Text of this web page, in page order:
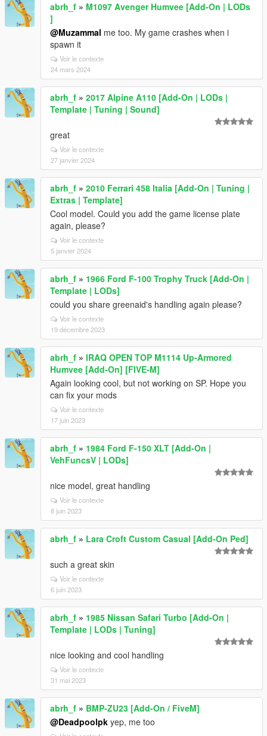
abrh_f » M1097 Avenger Humvee [Add-On | LODs
]
@Muzammal me too. My game crashes when i
spawn it
Voir le contexte
24 mars 2024
abrh_f » 2017 Alpine A110 [Add-On | LODs |
Template | Tuning | Sound]
great
Voir le contexte
27 janvier 2024
abrh_f » 2010 Ferrari 458 Italia [Add-On | Tuning |
Extras | Template]
Cool model. Could you add the game license plate
again, please?
Voir le contexte
5 janvier 2024
abrh_f » 1966 Ford F-100 Trophy Truck [Add-On |
Template | LODs]
could you share greenaid's handling again please?
Voir le contexte
19 décembre 2023
abrh_f » IRAQ OPEN TOP M1114 Up-Armored
Humvee [Add-On] [FIVE-M]
Again looking cool, but not working on SP. Hope you
can fix your mods
Voir le contexte
17 juin 2023
abrh_f » 1984 Ford F-150 XLT [Add-On |
VehFuncsV | LODs]
nice model, great handling
Voir le contexte
8 juin 2023
abrh_f » Lara Croft Custom Casual [Add-On Ped]
such a great skin
Voir le contexte
6 juin 2023
abrh_f » 1985 Nissan Safari Turbo [Add-On |
Template | LODs | Tuning]
nice looking and cool handling
Voir le contexte
31 mai 2023
abrh_f » BMP-ZU23 [Add-On / FiveM]
@Deadpoolpk yep, me too